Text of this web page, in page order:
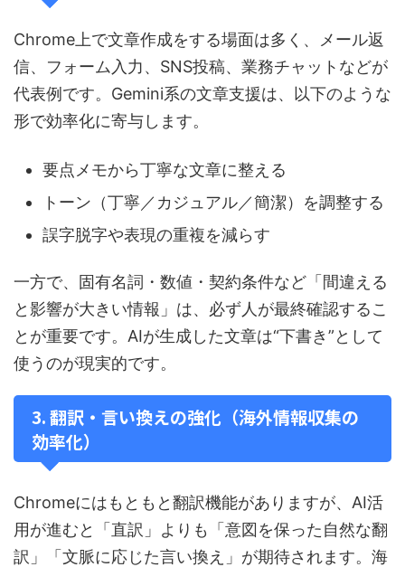
Chrome上で文章作成をする場面は多く、メール返
信、フォーム入力、SNS投稿、業務チャットなどが
代表例です。Gemini系の文章支援は、以下のような
形で効率化に寄与します。
要点メモから丁寧な文章に整える
トーン（丁寧／カジュアル／簡潔）を調整する
誤字脱字や表現の重複を減らす
一方で、固有名詞・数値・契約条件など「間違える
と影響が大きい情報」は、必ず人が最終確認するこ
とが重要です。AIが生成した文章は“下書き”として
使うのが現実的です。
3. 翻訳・言い換えの強化（海外情報収集の
効率化）
Chromeにはもともと翻訳機能がありますが、AI活
用が進むと「直訳」よりも「意図を保った自然な翻
訳」「文脈に応じた言い換え」が期待されます。海